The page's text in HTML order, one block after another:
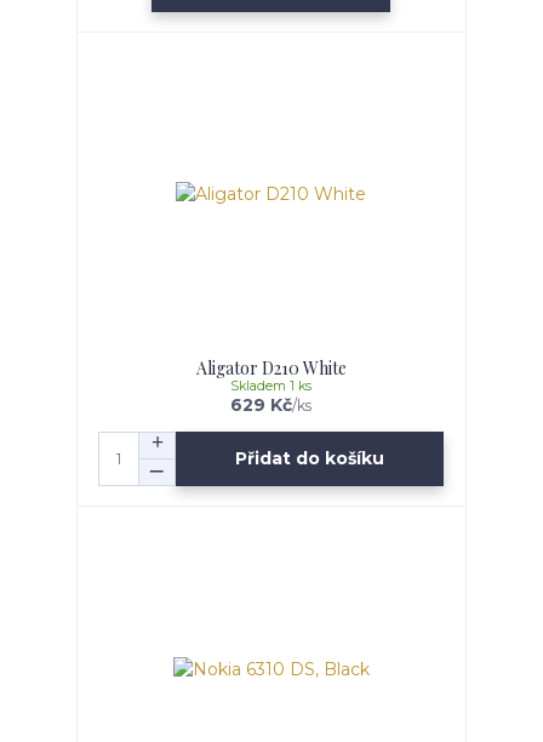
Aligator D210 White
629 Kč/ks
Skladem 1 ks
Přidat do košíku